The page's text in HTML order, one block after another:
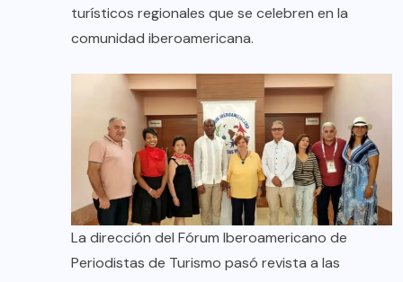
turísticos regionales que se celebren en la
comunidad iberoamericana.
La dirección del Fórum Iberoamericano de
Periodistas de Turismo pasó revista a las